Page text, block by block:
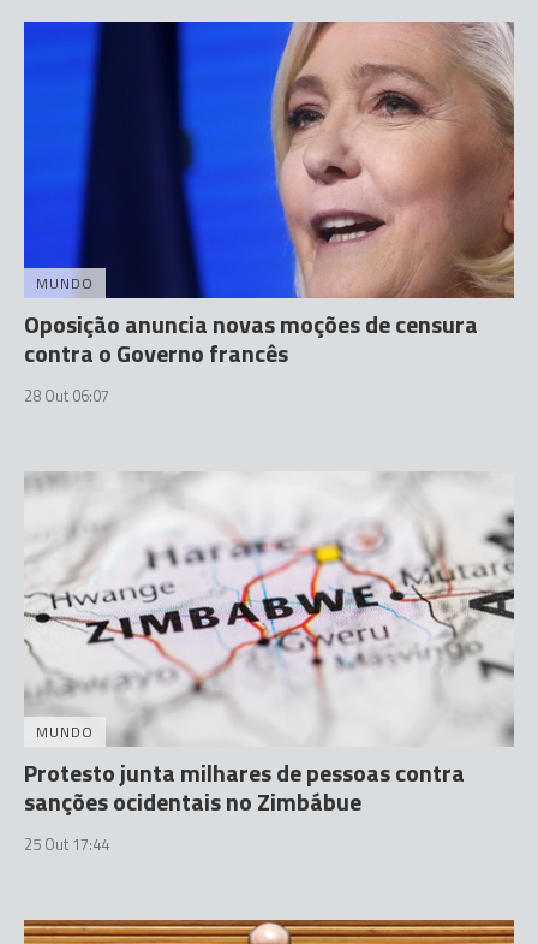
MUNDO
Oposição anuncia novas moções de censura
contra o Governo francês
28 Out 06:07
MUNDO
Protesto junta milhares de pessoas contra
sanções ocidentais no Zimbábue
25 Out 17:44